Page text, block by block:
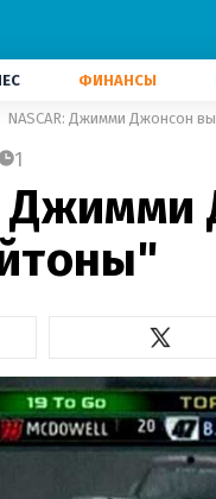
ФИНАНСЫ
NASCAR: Джимми Джонсон
1